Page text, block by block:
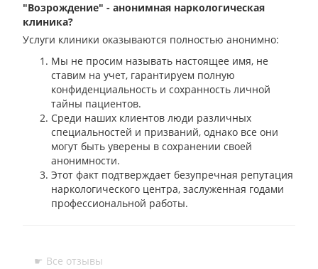
"Возрождение" - анонимная наркологическая
клиника?
Услуги клиники оказываются полностью анонимно:
Мы не просим называть настоящее имя, не
ставим на учет, гарантируем полную
конфиденциальность и сохранность личной
тайны пациентов.
Среди наших клиентов люди различных
специальностей и призваний, однако все они
могут быть уверены в сохранении своей
анонимности.
Этот факт подтверждает безупречная репутация
наркологического центра, заслуженная годами
профессиональной работы.
☛ Все отзывы